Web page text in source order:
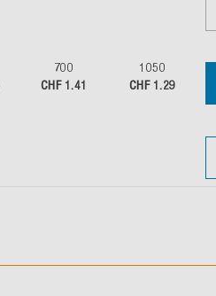
700
CHF 1.41
1050
CHF 1.29